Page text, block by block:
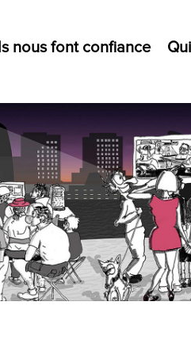
Ils nous font confiance